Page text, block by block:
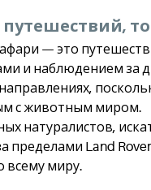
— это
и наблюдением за
с животным миром.
натуралистов,
пределами Land
всему миру.